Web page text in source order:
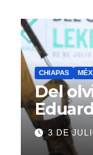
CHIAPAS
Del
con
3 DE